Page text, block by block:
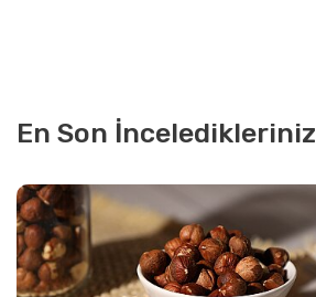
En Son İnceledikleriniz